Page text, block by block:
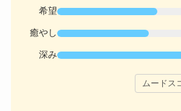
希望
癒やし
深み
ムードス